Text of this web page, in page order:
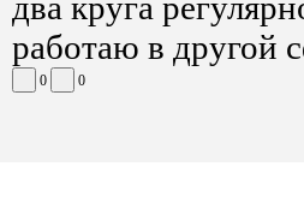
работаю в другой
0 0